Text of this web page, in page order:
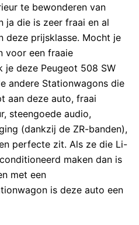
te bewonderen van
ja die is zeer fraai en al
deze prijsklasse. Mocht je
voor een fraaie
je deze Peugeot 508 SW
andere Stationwagons die
aan deze auto, fraai
steengoede audio,
(dankzij de ZR-banden),
perfecte zit. Als ze die Li-
maken dan is
met een
is deze auto een